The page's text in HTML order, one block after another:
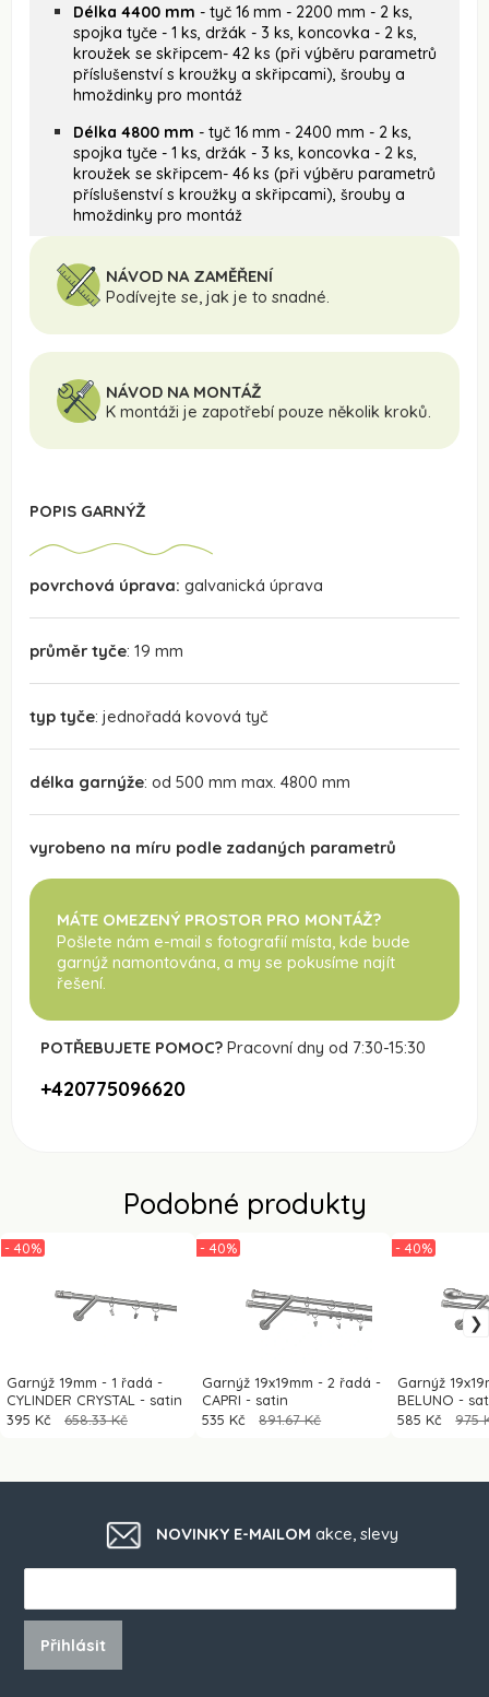
Délka 4400 mm - tyč 16 mm - 2200 mm - 2 ks,
spojka tyče - 1 ks, držák - 3 ks, koncovka - 2 ks,
kroužek se skřipcem- 42 ks (při výběru parametrů
příslušenství s kroužky a skřipcami), šrouby a
hmoždinky pro montáž
Délka 4800 mm - tyč 16 mm - 2400 mm - 2 ks,
spojka tyče - 1 ks, držák - 3 ks, koncovka - 2 ks,
kroužek se skřipcem- 46 ks (při výběru parametrů
příslušenství s kroužky a skřipcami), šrouby a
hmoždinky pro montáž
NÁVOD NA ZAMĚŘENÍ
Podívejte se, jak je to snadné.
NÁVOD NA MONTÁŽ
K montáži je zapotřebí pouze několik kroků.
POPIS GARNÝŽ
povrchová úprava: galvanická úprava
průměr tyče: 19 mm
typ tyče: jednořadá kovová tyč
délka garnýže: od 500 mm max. 4800 mm
vyrobeno na míru podle zadaných parametrů
MÁTE OMEZENÝ PROSTOR PRO MONTÁŽ?
Pošlete nám e-mail s fotografií místa, kde bude
garnýž namontována, a my se pokusíme najít
řešení.
POTŘEBUJETE POMOC? Pracovní dny od 7:30-15:30
+420775096620
Podobné produkty
Garnýž 19mm - 1 řadá -
CYLINDER CRYSTAL - satin
- 40%
395 Kč 658.33 Kč
Garnýž 19x19mm - 2 řadá -
CAPRI - satin
- 40%
535 Kč 891.67 Kč
Garnýž
BELUNO -
- 40%
585 Kč 975
NOVINKY E-MAILOM akce, slevy
Přihlásit